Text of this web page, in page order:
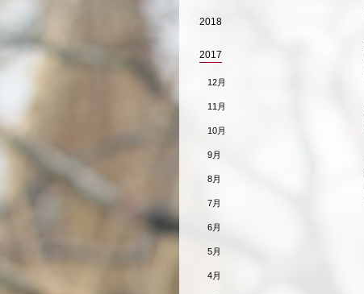
2018
2017
12月
11月
10月
9月
8月
7月
6月
5月
4月